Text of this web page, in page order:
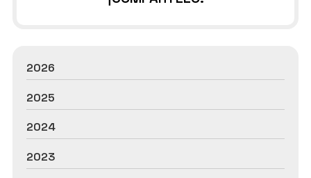
2026
2025
2024
2023